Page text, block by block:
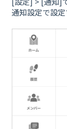
通知設定で設定